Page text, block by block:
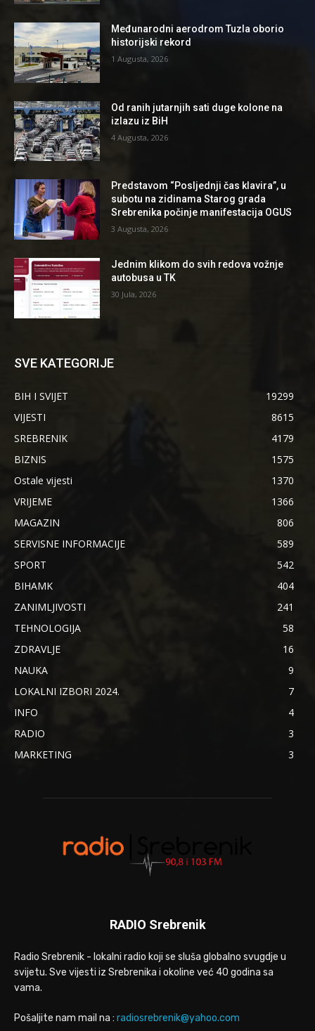
Međunarodni aerodrom Tuzla oborio
historijski rekord
1 Augusta, 2026
Od ranih jutarnjih sati duge kolone na
izlazu iz BiH
4 Augusta, 2026
Predstavom “Posljednji čas klavira”, u
subotu na zidinama Starog grada
Srebrenika počinje manifestacija OGUS
3 Augusta, 2026
Jednim klikom do svih redova vožnje
autobusa u TK
30 Jula, 2026
SVE KATEGORIJE
BIH I SVIJET
19299
VIJESTI
8615
SREBRENIK
4179
BIZNIS
1575
Ostale vijesti
1370
VRIJEME
1366
MAGAZIN
806
SERVISNE INFORMACIJE
589
SPORT
542
BIHAMK
404
ZANIMLJIVOSTI
241
TEHNOLOGIJA
58
ZDRAVLJE
16
NAUKA
9
LOKALNI IZBORI 2024.
7
INFO
4
RADIO
3
MARKETING
3
RADIO Srebrenik
Radio Srebrenik - lokalni radio koji se sluša globalno svugdje u
svijetu. Sve vijesti iz Srebrenika i okoline već 40 godina sa
vama.
Pošaljite nam mail na : radiosrebrenik@yahoo.com